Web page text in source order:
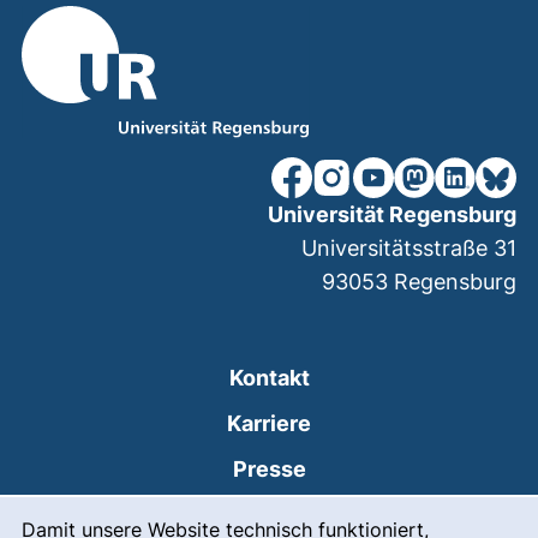
Damit unsere Website technisch funktioniert,
unsere Facebook-Seite
unsere Instagram-
unsere YouTube-
unsereunsere
Kontakt
Karriere
Presse
Universität Regensburg
Universitätsstraße 31
93053 Regensburg